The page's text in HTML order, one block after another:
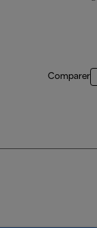
Comparer